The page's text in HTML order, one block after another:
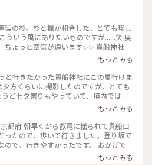
理の杉。杉と楓が和合した、とても珍し
ういう風にありたいものですが......笑 奥
ちょっと空気が違います✨✨ 貴船神社ま
てみてほしいです。
もっとみる
と行きたかった貴船神社にこの夏行けま
夕方くらいに撮影したのですが、とても
ど七夕祭りもやっていて、境内では七
. #貴船神社 #神社巡り #旅のひと もっとみる
都府 朝早くから叡電に揺られて貴船口
ったので、歩いて行きました。登り坂で
ので、行きやすかったです。 おかげで人
空気を味わえたので良かったです。 御朱
もっとみる